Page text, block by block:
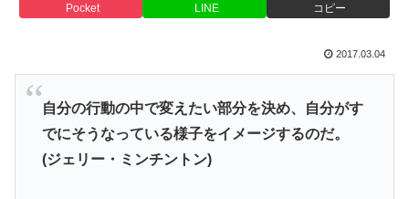
Pocket LINE コピー
2017.03.04
自分の行動の中で変えたい部分を決め、自分がす
でにそうなっている様子をイメージするのだ。
(ジェリー・ミンチントン)